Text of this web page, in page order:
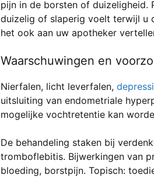
pijn in de borsten of duizeligheid.
duizelig of slaperig voelt terwijl u
het ook aan uw apotheker
Waarschuwingen en
Nierfalen, licht leverfalen,
uitsluiting van endometriale
mogelijke vochtretentie kan
De behandeling staken bij
tromboflebitis. Bijwerkingen van
bloeding, borstpijn. Topisch: